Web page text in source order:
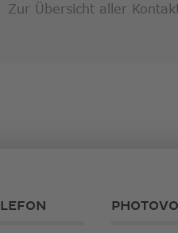
Zur Übersicht aller